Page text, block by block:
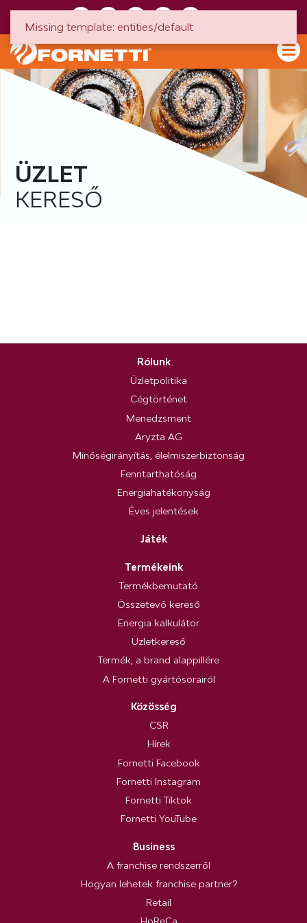
ÜZLET
KERESŐ
Rólunk
Üzletpolitika
Cégtörténet
Menedzsment
Aryzta AG
Minőségirányítás, élelmiszerbiztonság
Fenntarthatóság
Energiahatékonyság
Éves jelentések
Játék
Termékeink
Termékbemutató
Összetevő kereső
Energia kalkulátor
Üzletkereső
Termék, a brand alappillére
A Fornetti gyártósorairól
Közösség
CSR
Hírek
Fornetti Facebook
Fornetti Instagram
Fornetti Tiktok
Fornetti YouTube
Business
A franchise rendszerről
Hogyan lehetek franchise partner?
Retail
Missing template: entities/default